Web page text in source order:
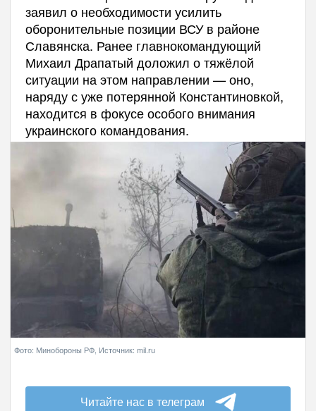
заявил о необходимости усилить
оборонительные позиции ВСУ в районе
Славянска. Ранее главнокомандующий
Михаил Драпатый доложил о тяжёлой
ситуации на этом направлении — оно,
наряду с уже потерянной Константиновкой,
находится в фокусе особого внимания
украинского командования.
Фото: Минобороны РФ, Источник: mil.ru
Читайте нас в телеграм